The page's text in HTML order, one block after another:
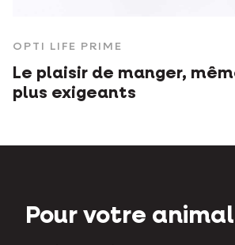
OPTI LIFE PRIME
Le plaisir de manger,
plus exigeants
Pour votre animal